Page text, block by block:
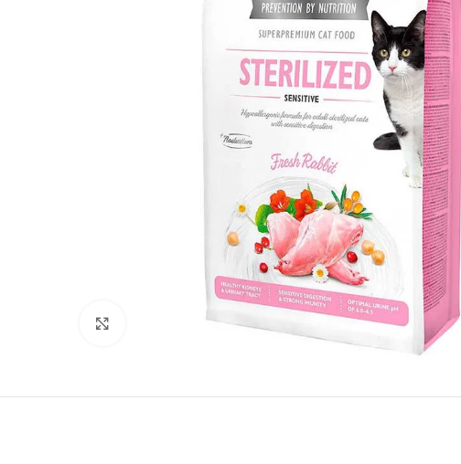
Click to enlarge